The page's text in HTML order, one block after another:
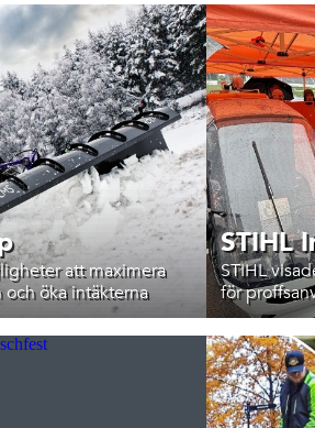
att maximera
öka intäkterna
STIHL
STIHL
för